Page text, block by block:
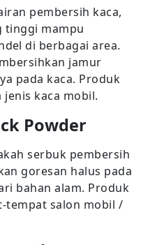
pembersih kaca,
tinggi mampu
di berbagai area.
jamur
pada kaca. Produk
kaca mobil.
Powder
serbuk pembersih
goresan halus pada
bahan alam. Produk
tempat salon mobil /